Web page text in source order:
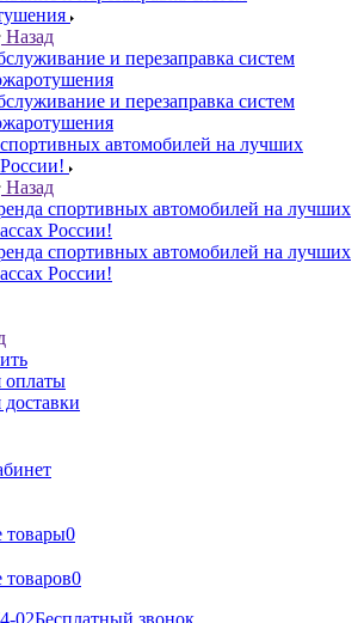
Назад
и перезаправка систем
и перезаправка систем
автомобилей на лучших
Назад
спортивных автомобилей на лучших
России!
спортивных автомобилей на лучших
России!
оплаты
товары0
0
02Бесплатный звонок